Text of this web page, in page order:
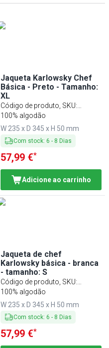
Jaqueta Karlowsky Chef
Básica - Preto - Tamanho:
XL
Código de produto, SKU:
KJBXLK2S
100% algodão
W 235 x D 345 x H 50 mm
Com stock: 6 - 8 Dias
57,99 €*
Adicione ao carrinho
Jaqueta de chef
Karlowsky básica - branca
- tamanho: S
Código de produto, SKU:
KJBSK2W
100% algodão
W 235 x D 345 x H 50 mm
Com stock: 6 - 8 Dias
57,99 €*